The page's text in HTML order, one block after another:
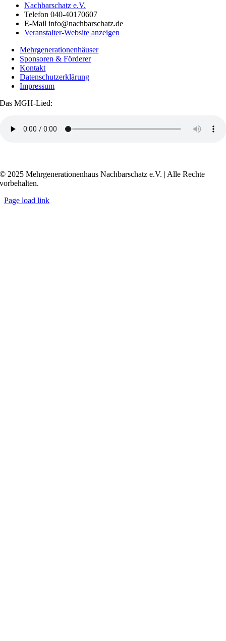
Nachbarschatz e.V.
Telefon 040-40170607
E-Mail info@nachbarschatz.de
Veranstalter-Website anzeigen
Mehrgenerationenhäuser
Sponsoren & Förderer
Kontakt
Datenschutzerklärung
Impressum
Das MGH-Lied:
© 2025 Mehrgenerationenhaus Nachbarschatz e.V. | Alle Rechte
vorbehalten.
Page load link